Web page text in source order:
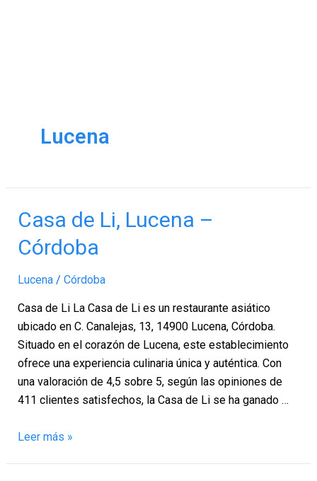
Lucena
Casa de Li, Lucena –
Córdoba
Lucena/ Córdoba
Casa de Li La Casa de Li es un restaurante asiático
ubicado en C. Canalejas, 13, 14900 Lucena, Córdoba.
Situado en el corazón de Lucena, este establecimiento
ofrece una experiencia culinaria única y auténtica. Con
una valoración de 4,5 sobre 5, según las opiniones de
411 clientes satisfechos, la Casa de Li se ha ganado …
Casa
de
Li,
–
Córdoba
Leer más »